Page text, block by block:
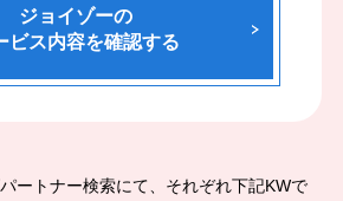
ジョイゾーの
ビス内容を確認する
ートナー検索にて、それぞれ下記KWで